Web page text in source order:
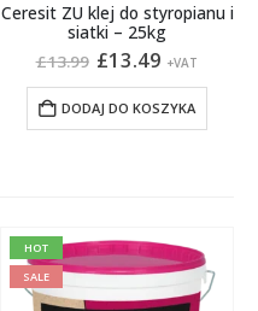
Ceresit ZU klej do styropianu i
siatki – 25kg
£13.99 Pierwotna
wynosiła:
£13.99.
£13.49 Aktualna
wynosi:
£13.49.
+VAT
DODAJ DO KOSZYKA
HOT
SALE